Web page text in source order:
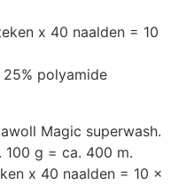
x 40 naalden = 10
polyamide
Magic superwash.
100 g = ca. 400 m.
x 40 naalden = 10 x